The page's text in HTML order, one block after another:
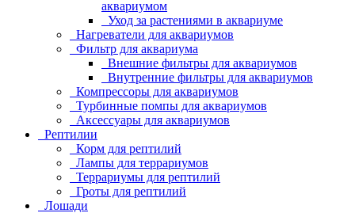
аквариумом
Уход за растениями в аквариуме
Нагреватели для аквариумов
Фильтр для аквариума
Внешние фильтры для аквариумов
Внутренние фильтры для аквариумов
Компрессоры для аквариумов
Турбинные помпы для аквариумов
Аксессуары для аквариумов
Рептилии
Корм для рептилий
Лампы для террариумов
Террариумы для рептилий
Гроты для рептилий
Лошади